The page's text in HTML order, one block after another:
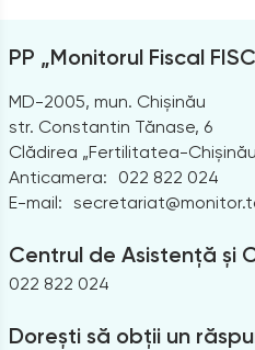
PP „Monitorul Fiscal
MD-2005, mun. Chișinău
str. Constantin Tănase, 6
Clădirea „Fertilitatea-
Anticamera:
022 822 024
E-mail:
Centrul de Asistență și
022 822 024
Dorești să obții un